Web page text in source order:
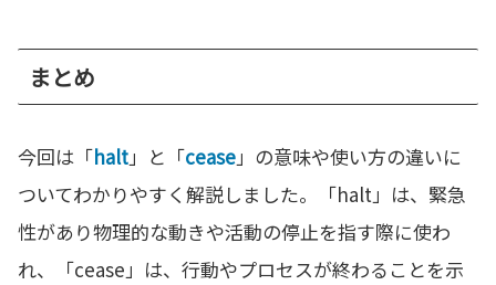
まとめ
今回は「halt」と「cease」の意味や使い方の違いに
ついてわかりやすく解説しました。「halt」は、緊急
性があり物理的な動きや活動の停止を指す際に使わ
れ、「cease」は、行動やプロセスが終わることを示